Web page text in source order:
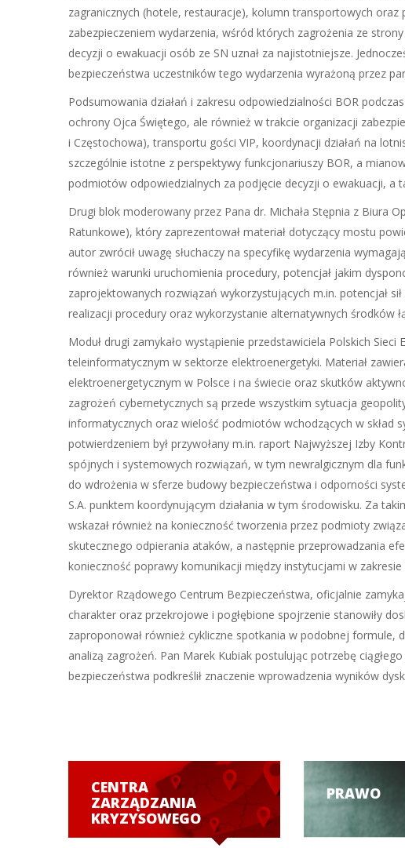
zagranicznych (hotele, restauracje), kolumn transportowych
zabezpieczeniem wydarzenia, wśród których zagrożenia ze
decyzji o ewakuacji osób ze SN uznał za najistotniejsze.
bezpieczeństwa uczestników tego wydarzenia wyrażoną przez
Podsumowania działań i zakresu odpowiedzialności BOR
ochrony Ojca Świętego, ale również w trakcie organizacji
i Częstochowa), transportu gości VIP, koordynacji działań na
szczególnie istotne z perspektywy funkcjonariuszy BOR, a
podmiotów odpowiedzialnych za podjęcie decyzji o ewakuacji, a
Drugi blok moderowany przez Pana dr. Michała Stępnia z Biura
Ratunkowe), który zaprezentował materiał dotyczący mostu
autor zwrócił uwagę słuchaczy na specyfikę wydarzenia
również warunki uruchomienia procedury, potencjał jakim
zaprojektowanych rozwiązań wykorzystujących m.in. potencjał
realizacji procedury oraz wykorzystanie alternatywnych środków
Moduł drugi zamykało wystąpienie przedstawiciela Polskich
teleinformatycznym w sektorze elektroenergetyki. Materiał
elektroenergetycznym w Polsce i na świecie oraz skutków
zagrożeń cybernetycznych są przede wszystkim sytuacja
informatycznych oraz wielość podmiotów wchodzących w skład
potwierdzeniem był przywołany m.in. raport Najwyższej Izby
spójnych i systemowych rozwiązań, w tym newralgicznym dla
do wdrożenia w sferze budowy bezpieczeństwa i odporności
S.A. punktem koordynującym działania w tym środowisku. Za
wskazał również na konieczność tworzenia przez podmioty
skutecznego odpierania ataków, a następnie przeprowadzania
konieczność poprawy komunikacji między instytucjami w
Dyrektor Rządowego Centrum Bezpieczeństwa, oficjalnie
charakter oraz przekrojowe i pogłębione spojrzenie stanowiły
zaproponował również cykliczne spotkania w podobnej formule,
analizą zagrożeń. Pan Marek Kubiak postulując potrzebę
bezpieczeństwa podkreślił znaczenie wprowadzenia wyników
CENTRA
ZARZĄDZANIA
KRYZYSOWEGO
PRAWO